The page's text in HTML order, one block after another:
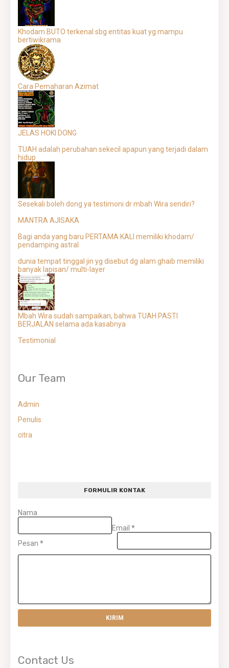
Khodam BUTO terkenal sbg entitas kuat yg mampu
bertiwikrama
Cara Pemaharan Azimat
JELAS HOKI DONG
TUAH adalah perubahan sekecil apapun yang terjadi dalam
hidup
Sesekali boleh dong ya testimoni dr mbah Wira sendiri?
MANTRA AJISAKA
Bagi anda yang baru PERTAMA KALI memiliki khodam/
pendamping astral
dunia tempat tinggal jin yg disebut dg alam ghaib memiliki
banyak lapisan/ multi-layer
Mbah Wira sudah sampaikan, bahwa TUAH PASTI
BERJALAN selama ada kasabnya
Testimonial
Our Team
Admin
Penulis
citra
FORMULIR KONTAK
Nama
Email *
Pesan *
Contact Us